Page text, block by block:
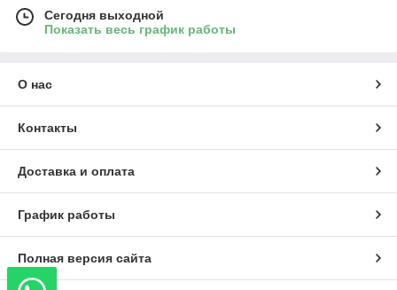
Сегодня выходной
Показать весь график работы
О нас
Контакты
Доставка и оплата
График работы
Полная версия сайта